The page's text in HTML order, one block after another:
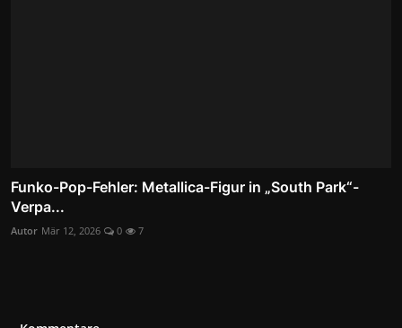
Funko-Pop-Fehler: Metallica-Figur in „South Park“-
Verpa...
Autor Mär 12, 2026 0 7